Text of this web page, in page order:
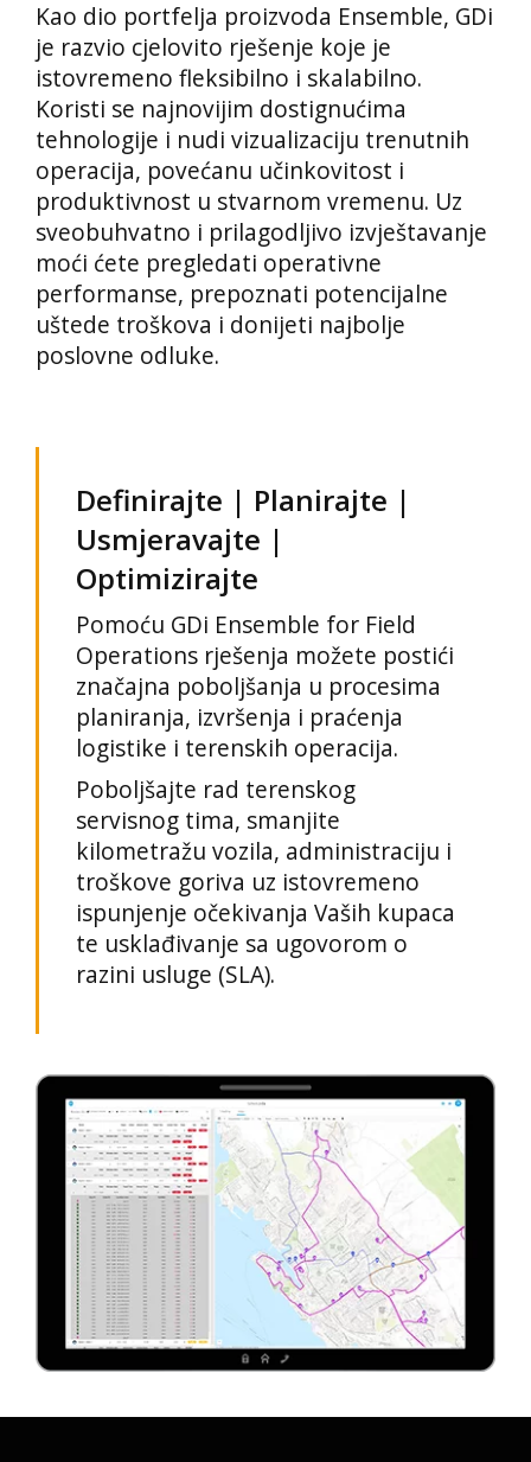
Kao dio portfelja proizvoda Ensemble, GDi
je razvio cjelovito rješenje koje je
istovremeno fleksibilno i skalabilno.
Koristi se najnovijim dostignućima
tehnologije i nudi vizualizaciju trenutnih
operacija, povećanu učinkovitost i
produktivnost u stvarnom vremenu. Uz
sveobuhvatno i prilagodljivo izvještavanje
moći ćete pregledati operativne
performanse, prepoznati potencijalne
uštede troškova i donijeti najbolje
poslovne odluke.
Definirajte | Planirajte |
Usmjeravajte |
Optimizirajte
Pomoću GDi Ensemble for Field
Operations rješenja možete postići
značajna poboljšanja u procesima
planiranja, izvršenja i praćenja
logistike i terenskih operacija.
Poboljšajte rad terenskog
servisnog tima, smanjite
kilometražu vozila, administraciju i
troškove goriva uz istovremeno
ispunjenje očekivanja Vaših kupaca
te usklađivanje sa ugovorom o
razini usluge (SLA).